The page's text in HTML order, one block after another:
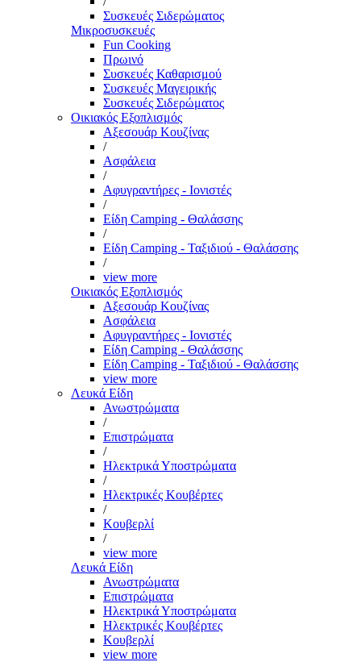
Συσκευές Σιδερώματος
Μικροσυσκευές
Fun Cooking
Πρωινό
Συσκευές Καθαρισμού
Συσκευές Μαγειρικής
Συσκευές Σιδερώματος
Οικιακός Εξοπλισμός
Αξεσουάρ Κουζίνας
/
Ασφάλεια
/
Αφυγραντήρες - Ιονιστές
/
Είδη Camping - Θαλάσσης
/
Είδη Camping - Ταξιδιού - Θαλάσσης
/
view more
Οικιακός Εξοπλισμός
Αξεσουάρ Κουζίνας
Ασφάλεια
Αφυγραντήρες - Ιονιστές
Είδη Camping - Θαλάσσης
Είδη Camping - Ταξιδιού - Θαλάσσης
view more
Λευκά Είδη
Ανωστρώματα
/
Επιστρώματα
/
Ηλεκτρικά Υποστρώματα
/
Ηλεκτρικές Κουβέρτες
/
Κουβερλί
/
view more
Λευκά Είδη
Ανωστρώματα
Επιστρώματα
Ηλεκτρικά Υποστρώματα
Ηλεκτρικές Κουβέρτες
Κουβερλί
view more